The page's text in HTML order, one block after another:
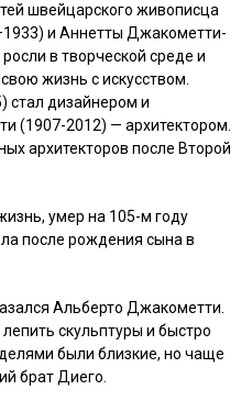
швейцарского живописца
и Аннетты Джакометти-
в творческой среде и
жизнь с искусством.
стал дизайнером и
(1907-2012) — архитектором.
архитекторов после Второй
умер на 105-м году
после рождения сына в
Альберто Джакометти.
скульптуры и быстро
были близкие, но чаще
брат Диего.